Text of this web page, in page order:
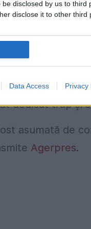
disclosed by us to third
disclose it to other third
Data Access Privacy
al
şi de
sa din Bahrein.
Flota a V-a şi
operaţiuni
dedicat trup şi
asumată de
Agerpres.